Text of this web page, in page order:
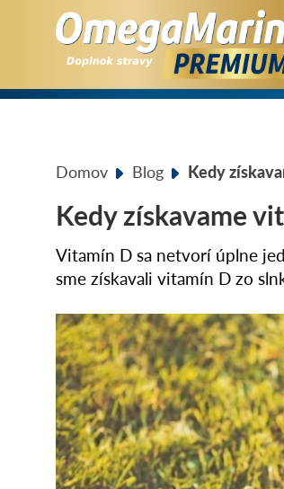
Domov Blog Kedy
Kedy získavame
Vitamín D sa netvorí úplne
sme získavali vitamín D zo